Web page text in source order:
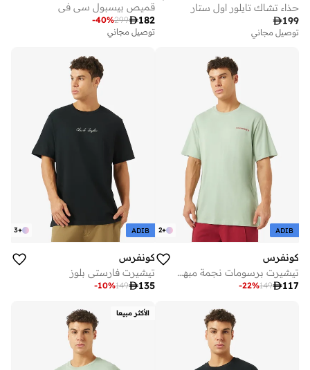
حذاء تشاك تايلور اول ستار
199
توصيل مجاني
قميص بيسبول سي في
182
299
-40%
توصيل مجاني
+
2 ADIB
كونفرس
تيشيرت برسومات نجمة مبهرة
117
149
-22%
+
3 ADIB
كونفرس
تيشيرت فارستي بلوز
135
149
-10%
الأكثر مبيعا